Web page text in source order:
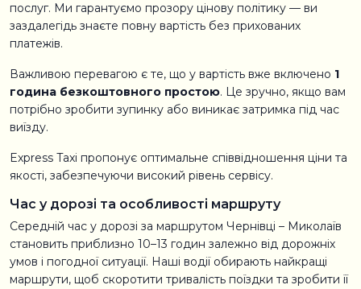
послуг. Ми гарантуємо прозору цінову політику — ви
заздалегідь знаєте повну вартість без прихованих
платежів.
Важливою перевагою є те, що у вартість вже включено 1
година безкоштовного простою. Це зручно, якщо вам
потрібно зробити зупинку або виникає затримка під час
виїзду.
Express Taxi пропонує оптимальне співвідношення ціни та
якості, забезпечуючи високий рівень сервісу.
Час у дорозі та особливості маршруту
Середній час у дорозі за маршрутом Чернівці – Миколаїв
становить приблизно 10–13 годин залежно від дорожніх
умов і погодної ситуації. Наші водії обирають найкращі
маршрути, щоб скоротити тривалість поїздки та зробити її